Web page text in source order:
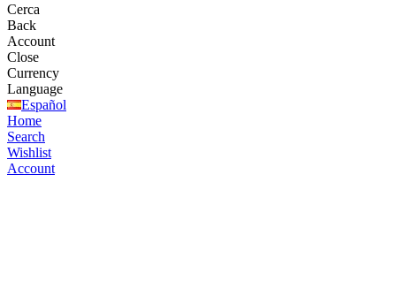
Cerca
Back
Account
Close
Currency
Language
Español
Home
Search
Wishlist
Account